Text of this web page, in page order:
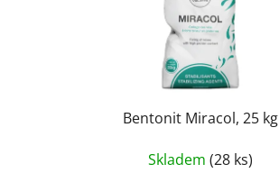
Bentonit Miracol, 25 kg
Skladem (28 ks)